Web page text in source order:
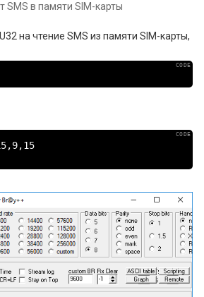
SMS в памяти SIM-карты
на чтение SMS из памяти SIM-карты,